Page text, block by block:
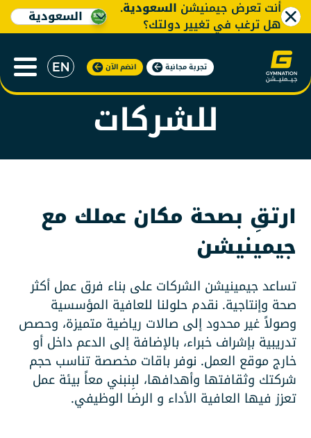
تجربة مجانية انضم الآن
أنت تعرض جيمنيشن السعودية.
هل ترغب في تغيير دولتك؟ السعودية
عضوية جيمنيشن
للشركات
ارتقِ بصحة مكان عملك مع
جيمينيشن
تساعد جيمينيشن الشركات على بناء فرق عمل أكثر
صحة وإنتاجية. نقدم حلولنا للعافية المؤسسية
وصولاً غير محدود إلى صالات رياضية متميزة، وحصص
تدريبية بإشراف خبراء، بالإضافة إلى الدعم داخل أو
خارج موقع العمل. نوفر باقات مخصصة تناسب حجم
شركتك وثقافتها وأهدافها، لبِنبني معاً بيئة عمل
تعزز فيها العافية الأداء و الرضا الوظيفي.